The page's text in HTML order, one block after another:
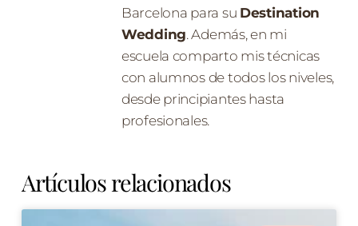
Barcelona para su Destination
Wedding. Además, en mi
escuela comparto mis técnicas
con alumnos de todos los niveles,
desde principiantes hasta
profesionales.
Artículos relacionados